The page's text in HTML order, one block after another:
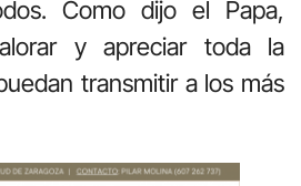
Como dijo el Papa,
y apreciar toda la
transmitir a los más